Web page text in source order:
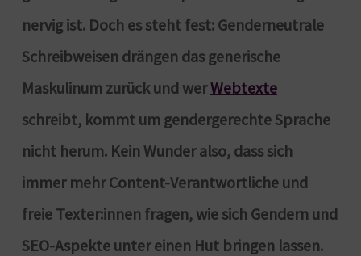
nervig ist. Doch es steht fest: Genderneutrale
Schreibweisen drängen das generische
Maskulinum zurück und werWebtexte
schreibt, kommt um gendergerechte Sprache
nicht herum. Kein Wunder also, dass sich
immer mehr Content-Verantwortliche und
freie Texter:innen fragen, wie sich Gendern und
SEO-Aspekte unter einen Hut bringen lassen.